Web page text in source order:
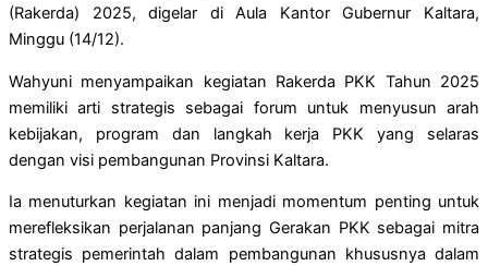
(Rakerda) 2025, digelar di Aula Kantor Gubernur Kaltara,
Minggu (14/12).
Wahyuni menyampaikan kegiatan Rakerda PKK Tahun 2025
memiliki arti strategis sebagai forum untuk menyusun arah
kebijakan, program dan langkah kerja PKK yang selaras
dengan visi pembangunan Provinsi Kaltara.
Ia menuturkan kegiatan ini menjadi momentum penting untuk
merefleksikan perjalanan panjang Gerakan PKK sebagai mitra
strategis pemerintah dalam pembangunan khususnya dalam